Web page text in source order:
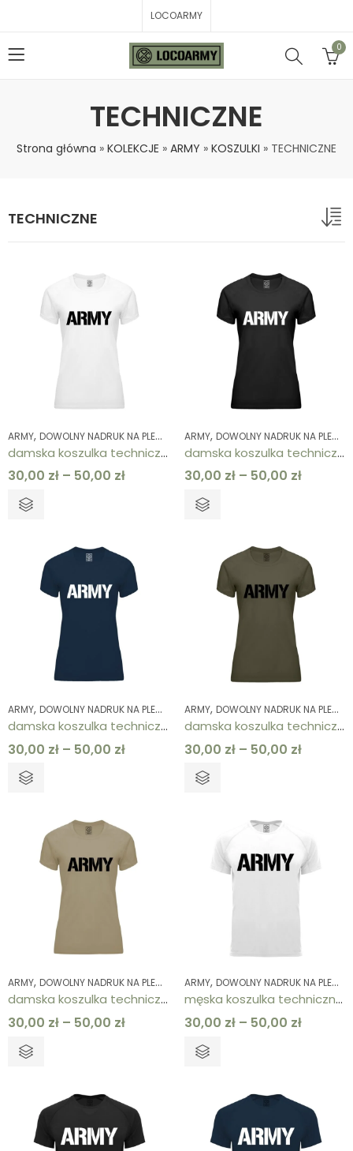
LOCOARMY
0
TECHNICZNE
Strona główna » KOLEKCJE » ARMY » KOSZULKI » TECHNICZNE
TECHNICZNE
ARMY, DOWOLNY NADRUK NA PLECACH ,KOLEKCJE,KOSZULKI,KOSZULKI,
damska koszulka techniczna biała ARMY
30,00 zł – 50,00 zł
ARMY, DOWOLNY NADRUK NA PLECACH
damska koszulka techniczna czarna ARMY
30,00 zł – 50,00 zł
ARMY, DOWOLNY NADRUK NA PLECACH ,KOLEKCJE,KOSZULKI,KOSZULKI,
damska koszulka techniczna granatowa ARMY
30,00 zł – 50,00 zł
ARMY, DOWOLNY NADRUK NA PLECACH
damska koszulka techniczna khaki ARMY
30,00 zł – 50,00 zł
ARMY, DOWOLNY NADRUK NA PLECACH ,KOLEKCJE,KOSZULKI,KOSZULKI,
damska koszulka techniczna piaskowa ARMY
30,00 zł – 50,00 zł
ARMY, DOWOLNY NADRUK NA PLECACH
męska koszulka techniczna biała ARMY
30,00 zł – 50,00 zł